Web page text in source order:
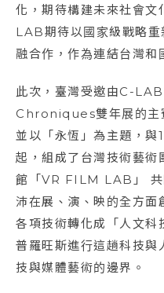
化，期待構建未來社會文
LAB期待以國家級戰略重
融合作，作為連結台灣和
此次，臺灣受邀由C-
Chroniques雙年展的
並以「永恆」為主題，與
起，組成了台灣技術藝術
館「VR FILM LAB」 共
沛在展、演、映的全方面
各項技術轉化成「人文科
普羅旺斯進行這趟科技與
技與媒體藝術的邊界。